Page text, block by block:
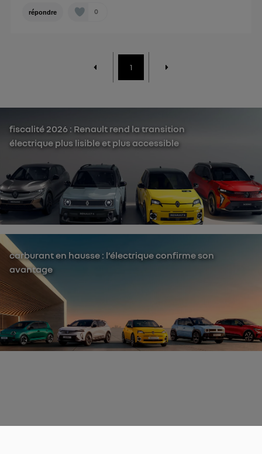
répondre 0
1
fiscalité 2026 : Renault rend la transition
électrique plus lisible et plus accessible
carburant en hausse : l’électrique confirme son
avantage